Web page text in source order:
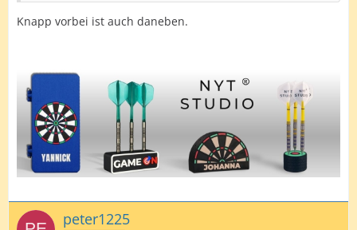
Knapp vorbei ist auch daneben.
peter1225